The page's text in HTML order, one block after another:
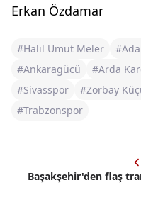
Erkan Özdamar
#Halil Umut Meler
#Ankaragücü
#Arda
#Sivasspor
#Zorbay
#Trabzonspor
Başakşehir'den flaş